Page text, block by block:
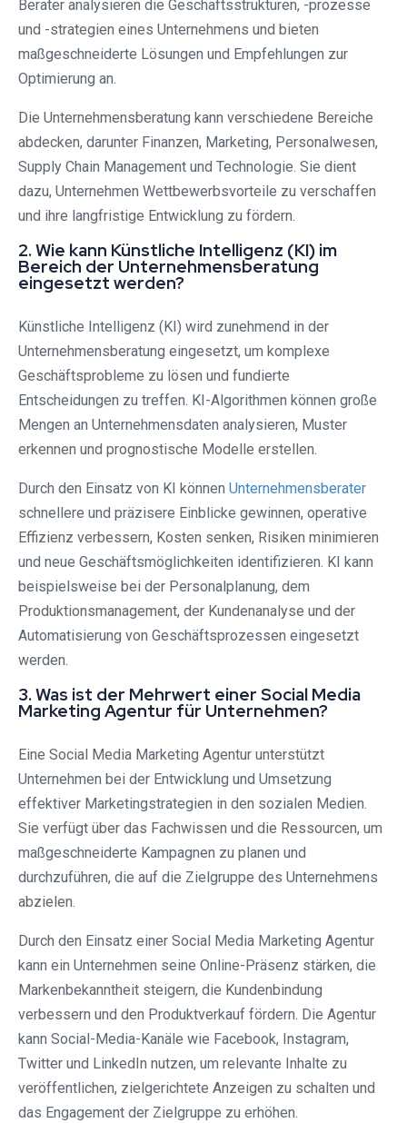
Berater analysieren die Geschäftsstrukturen, -prozesse
und -strategien eines Unternehmens und bieten
maßgeschneiderte Lösungen und Empfehlungen zur
Optimierung an.
Die Unternehmensberatung kann verschiedene Bereiche
abdecken, darunter Finanzen, Marketing, Personalwesen,
Supply Chain Management und Technologie. Sie dient
dazu, Unternehmen Wettbewerbsvorteile zu verschaffen
und ihre langfristige Entwicklung zu fördern.
2. Wie kann Künstliche Intelligenz (KI) im
Bereich der Unternehmensberatung
eingesetzt werden?
Künstliche Intelligenz (KI) wird zunehmend in der
Unternehmensberatung eingesetzt, um komplexe
Geschäftsprobleme zu lösen und fundierte
Entscheidungen zu treffen. KI-Algorithmen können große
Mengen an Unternehmensdaten analysieren, Muster
erkennen und prognostische Modelle erstellen.
Durch den Einsatz von KI können Unternehmensberater
schnellere und präzisere Einblicke gewinnen, operative
Effizienz verbessern, Kosten senken, Risiken minimieren
und neue Geschäftsmöglichkeiten identifizieren. KI kann
beispielsweise bei der Personalplanung, dem
Produktionsmanagement, der Kundenanalyse und der
Automatisierung von Geschäftsprozessen eingesetzt
werden.
3. Was ist der Mehrwert einer Social Media
Marketing Agentur für Unternehmen?
Eine Social Media Marketing Agentur unterstützt
Unternehmen bei der Entwicklung und Umsetzung
effektiver Marketingstrategien in den sozialen Medien.
Sie verfügt über das Fachwissen und die Ressourcen, um
maßgeschneiderte Kampagnen zu planen und
durchzuführen, die auf die Zielgruppe des Unternehmens
abzielen.
Durch den Einsatz einer Social Media Marketing Agentur
kann ein Unternehmen seine Online-Präsenz stärken, die
Markenbekanntheit steigern, die Kundenbindung
verbessern und den Produktverkauf fördern. Die Agentur
kann Social-Media-Kanäle wie Facebook, Instagram,
Twitter und LinkedIn nutzen, um relevante Inhalte zu
veröffentlichen, zielgerichtete Anzeigen zu schalten und
das Engagement der Zielgruppe zu erhöhen.